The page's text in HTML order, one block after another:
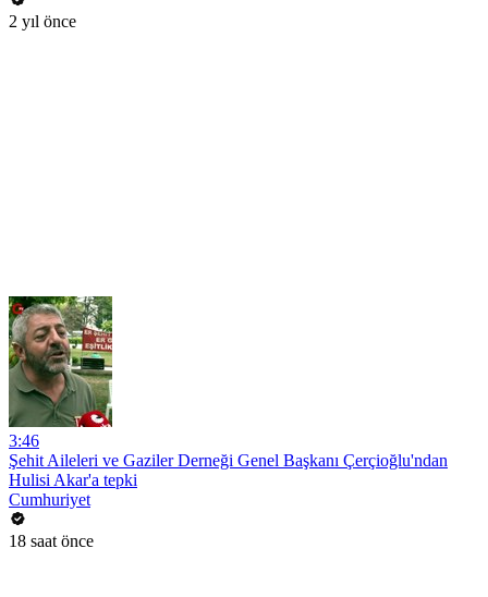
2 yıl önce
3:46
Şehit Aileleri ve Gaziler Derneği Genel Başkanı Çerçioğlu'ndan
Hulisi Akar'a tepki
Cumhuriyet
18 saat önce